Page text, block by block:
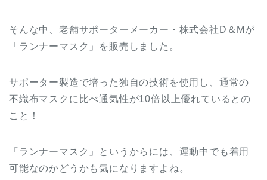
そんな中、老舗サポーターメーカー・株式会社D＆Mが
「ランナーマスク」を販売しました。
サポーター製造で培った独自の技術を使用し、通常の
不織布マスクに比べ通気性が10倍以上優れているとの
こと！
「ランナーマスク」というからには、運動中でも着用
可能なのかどうかも気になりますよね。